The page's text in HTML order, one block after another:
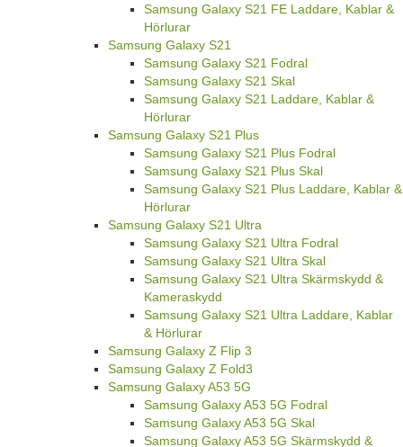
Samsung Galaxy S21 FE Laddare, Kablar &
Hörlurar
Samsung Galaxy S21
Samsung Galaxy S21 Fodral
Samsung Galaxy S21 Skal
Samsung Galaxy S21 Laddare, Kablar &
Hörlurar
Samsung Galaxy S21 Plus
Samsung Galaxy S21 Plus Fodral
Samsung Galaxy S21 Plus Skal
Samsung Galaxy S21 Plus Laddare, Kablar &
Hörlurar
Samsung Galaxy S21 Ultra
Samsung Galaxy S21 Ultra Fodral
Samsung Galaxy S21 Ultra Skal
Samsung Galaxy S21 Ultra Skärmskydd &
Kameraskydd
Samsung Galaxy S21 Ultra Laddare, Kablar
& Hörlurar
Samsung Galaxy Z Flip 3
Samsung Galaxy Z Fold3
Samsung Galaxy A53 5G
Samsung Galaxy A53 5G Fodral
Samsung Galaxy A53 5G Skal
Samsung Galaxy A53 5G Skärmskydd &